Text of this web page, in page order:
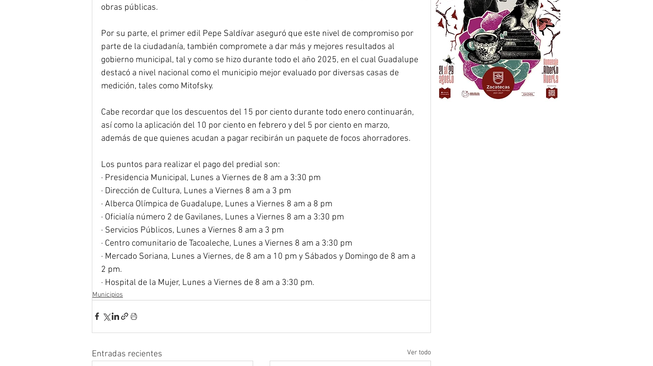
obras públicas.
Por su parte, el primer edil Pepe Saldívar aseguró que este nivel de compromiso por
parte de la ciudadanía, también compromete a dar más y mejores resultados al
gobierno municipal, tal y como se hizo durante todo el año 2025, en el cual Guadalupe
destacó a nivel nacional como el municipio mejor evaluado por diversas casas de
medición, tales como Mitofsky.
Cabe recordar que los descuentos del 15 por ciento durante todo enero continuarán,
así como la aplicación del 10 por ciento en febrero y del 5 por ciento en marzo,
además de que quienes acudan a pagar recibirán un paquete de focos ahorradores.
Los puntos para realizar el pago del predial son:
· Presidencia Municipal, Lunes a Viernes de 8 am a 3:30 pm
· Dirección de Cultura, Lunes a Viernes 8 am a 3 pm
· Alberca Olímpica de Guadalupe, Lunes a Viernes 8 am a 8 pm
· Oficialía número 2 de Gavilanes, Lunes a Viernes 8 am a 3:30 pm
· Servicios Públicos, Lunes a Viernes 8 am a 3 pm
· Centro comunitario de Tacoaleche, Lunes a Viernes 8 am a 3:30 pm
· Mercado Soriana, Lunes a Viernes, de 8 am a 10 pm y Sábados y Domingo de 8 am a
2 pm.
· Hospital de la Mujer, Lunes a Viernes de 8 am a 3:30 pm.
Municipios
Entradas recientes Ver todo